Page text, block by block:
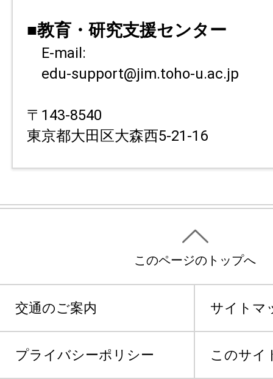
■教育・研究支援センター
E-mail:
edu-support@jim.toho-u.ac.jp
〒143-8540
東京都大田区大森西5-21-16
このページのトップへ
交通のご案内 サイトマ
プライバシーポリシー このサイ